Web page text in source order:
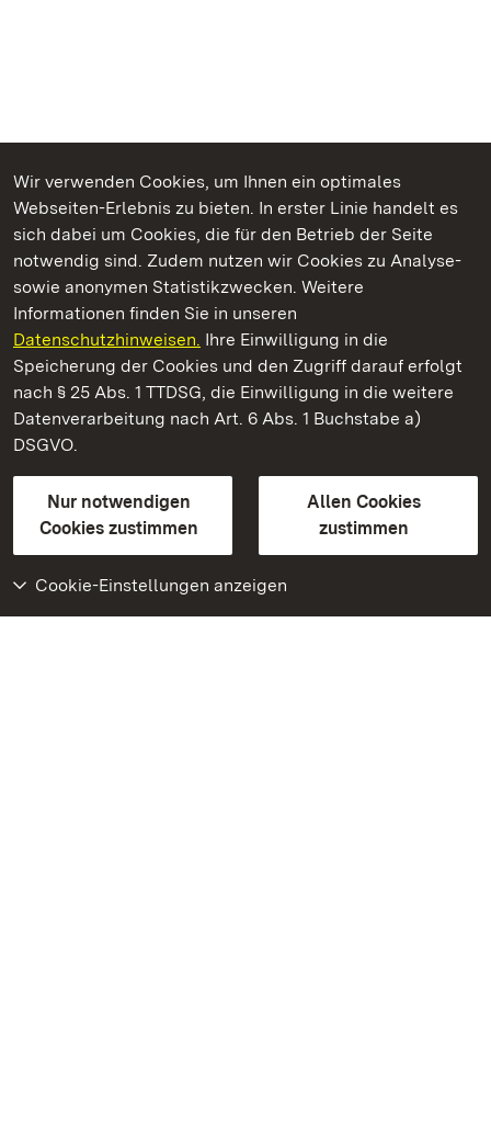
Wir verwenden Cookies, um Ihnen ein optimales
Webseiten-Erlebnis zu bieten. In erster Linie handelt es
sich dabei um Cookies, die für den Betrieb der Seite
notwendig sind. Zudem nutzen wir Cookies zu Analyse-
sowie anonymen Statistikzwecken. Weitere
Informationen finden Sie in unseren
Datenschutzhinweisen. Ihre Einwilligung in die
Speicherung der Cookies und den Zugriff darauf erfolgt
nach § 25 Abs. 1 TTDSG, die Einwilligung in die weitere
Datenverarbeitung nach Art. 6 Abs. 1 Buchstabe a)
DSGVO.
Nur notwendigen
Cookies zustimmen
Allen Cookies
zustimmen
Cookie-Einstellungen anzeigen
Kommen. Staunen. Genießen.
Staatliche Schlösser und Gärten Baden‑Württemberg
Staatliche Schlösser und Gärten Baden-Württemberg
Kontakt
GebärdenspracheLeichte Sprache
Erklärung zur Barrierefreiheit
BITV-konform (geprüfte Seiten)
Weiteres